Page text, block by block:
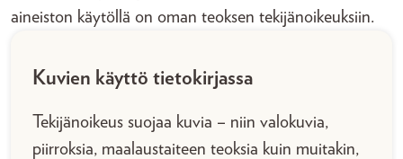
aineiston käytöllä on oman teoksen tekijänoikeuksiin.
Kuvien käyttö tietokirjassa
Tekijänoikeus suojaa kuvia – niin valokuvia,
piirroksia, maalaustaiteen teoksia kuin muitakin,